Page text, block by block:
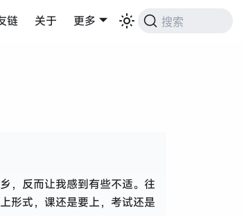
链 关于 更多 搜索
，反而让我感到有些不适。往
形式，课还是要上，考试还是